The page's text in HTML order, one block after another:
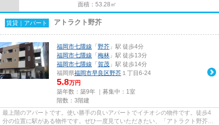
面積：53.28㎡
賃貸｜アパート アトラクト野芥
福岡市七隈線 「 野芥 」駅 徒歩4分
福岡市七隈線 「 梅林 」駅 徒歩13分
福岡市七隈線 「 賀茂 」駅 徒歩14分
福岡県福岡市早良区野芥 １丁目6-24
5.8万円
築年数：築9年 ｜募集中： 1室
階数：3階建
最上階のアパートです。使い勝手の良いアパートでイチオシの物件です。徒歩4
分の位置に駅がある物件です。ぜひ一度見ていただきたい、「アトラクト野芥」